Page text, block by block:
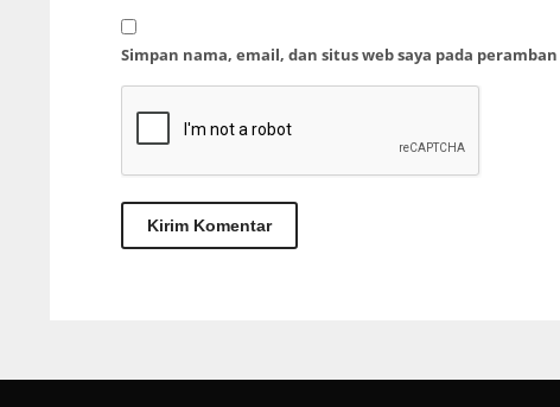
Simpan nama, email, dan situs web saya pada